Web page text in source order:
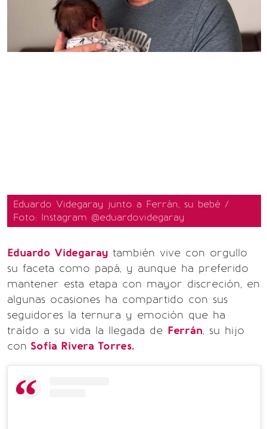
Eduardo Videgaray junto a Ferrán, su bebé /
Foto: Instagram @eduardovidegaray
Eduardo Videgaray también vive con orgullo
su faceta como papá, y aunque ha preferido
mantener esta etapa con mayor discreción, en
algunas ocasiones ha compartido con sus
seguidores la ternura y emoción que ha
traído a su vida la llegada de Ferrán, su hijo
con Sofía Rivera Torres.